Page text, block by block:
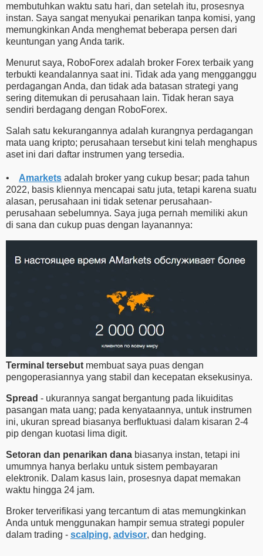
membutuhkan waktu satu hari, dan setelah itu, prosesnya
instan. Saya sangat menyukai penarikan tanpa komisi, yang
memungkinkan Anda menghemat beberapa persen dari
keuntungan yang Anda tarik.
Menurut saya, RoboForex adalah broker Forex terbaik yang
terbukti keandalannya saat ini. Tidak ada yang mengganggu
perdagangan Anda, dan tidak ada batasan strategi yang
sering ditemukan di perusahaan lain. Tidak heran saya
sendiri berdagang dengan RoboForex.
Salah satu kekurangannya adalah kurangnya perdagangan
mata uang kripto; perusahaan tersebut kini telah menghapus
aset ini dari daftar instrumen yang tersedia.
• Amarkets adalah broker yang cukup besar; pada tahun
2022, basis kliennya mencapai satu juta, tetapi karena suatu
alasan, perusahaan ini tidak setenar perusahaan-
perusahaan sebelumnya. Saya juga pernah memiliki akun
di sana dan cukup puas dengan layanannya:
Terminal tersebut membuat saya puas dengan
pengoperasiannya yang stabil dan kecepatan eksekusinya.
Spread - ukurannya sangat bergantung pada likuiditas
pasangan mata uang; pada kenyataannya, untuk instrumen
ini, ukuran spread biasanya berfluktuasi dalam kisaran 2-4
pip dengan kuotasi lima digit.
Setoran dan penarikan dana biasanya instan, tetapi ini
umumnya hanya berlaku untuk sistem pembayaran
elektronik. Dalam kasus lain, prosesnya dapat memakan
waktu hingga 24 jam.
Broker terverifikasi yang tercantum di atas memungkinkan
Anda untuk menggunakan hampir semua strategi populer
dalam trading - scalping, advisor, dan hedging.